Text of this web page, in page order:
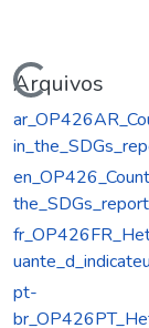
Carregando...
Arquivos
pt-